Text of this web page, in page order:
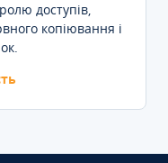
доступів,
копіювання і